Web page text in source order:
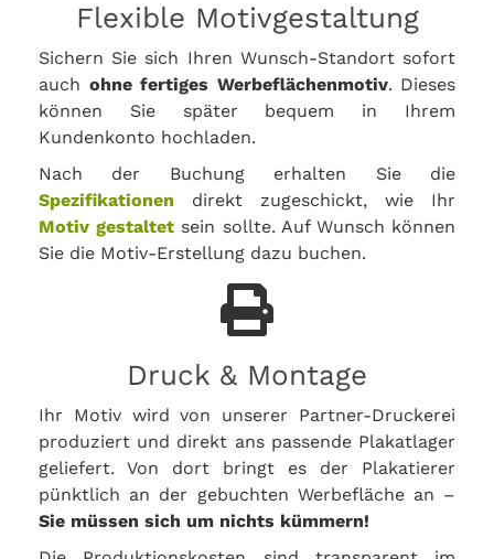
Flexible Motivgestaltung
Sichern Sie sich Ihren Wunsch-Standort sofort
auch ohne fertiges Werbeflächenmotiv. Dieses
können Sie später bequem in Ihrem
Kundenkonto hochladen.
Nach der Buchung erhalten Sie die
Spezifikationen direkt zugeschickt, wie Ihr
Motiv gestaltet sein sollte. Auf Wunsch können
Sie die Motiv-Erstellung dazu buchen.
Druck & Montage
Ihr Motiv wird von unserer Partner-Druckerei
produziert und direkt ans passende Plakatlager
geliefert. Von dort bringt es der Plakatierer
pünktlich an der gebuchten Werbefläche an –
Sie müssen sich um nichts kümmern!